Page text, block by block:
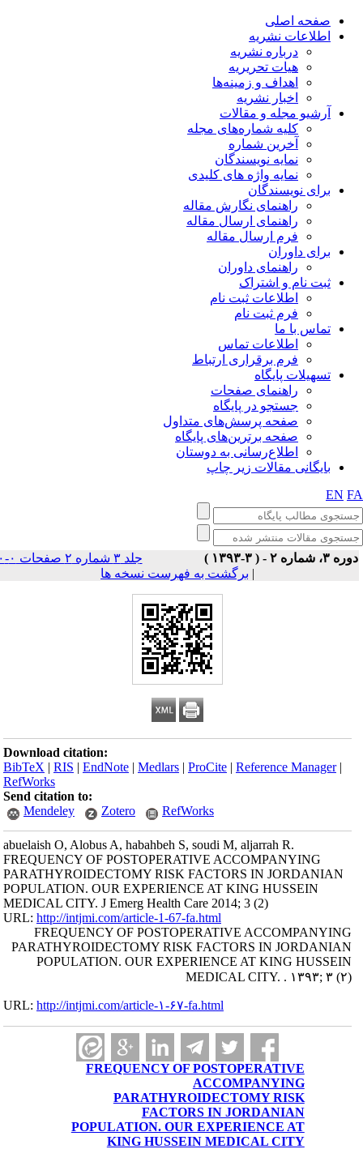
صفحه اصلی
اطلاعات نشریه
درباره نشریه
هیات تحریریه
اهداف و زمینه‌ها
اخبار نشریه
آرشیو مجله و مقالات
کلیه شماره‌های مجله
آخرین شماره
نمایه نویسندگان
نمایه واژه های کلیدی
برای نویسندگان
راهنمای نگارش مقاله
راهنمای ارسال مقاله
فرم ارسال مقاله
برای داوران
راهنمای داوران
ثبت نام و اشتراک
اطلاعات ثبت نام
فرم ثبت نام
تماس با ما
اطلاعات تماس
فرم برقراری ارتباط
تسهیلات پایگاه
راهنمای صفحات
جستجو در پایگاه
صفحه پرسش‌های متداول
صفحه برترین‌های پایگاه
اطلاع‌رسانی به دوستان
بایگانی مقالات زیر چاپ
EN
۳، شماره ۲ - ( ۳-۱۳۹۳ )
جلد ۳ شماره ۲ صفحات ۰-۰
برگشت به فهرست نسخه ها
Download citation:
BibTeX |RIS |EndNote |Medlars |ProCite |Reference Manager
RefWorks
Send citation to:
Mendeley
Zotero RefWorks
abuelaish O, Alobus A, habahbeh S, soudi M, aljarrah R.
FREQUENCY OF POSTOPERATIVE ACCOMPANYING
PARATHYROIDECTOMY RISK FACTORS IN JORDANIAN
POPULATION. OUR EXPERIENCE AT KING HUSSEIN
MEDICAL CITY. J Emerg Health Care 2014; 3 (2)
URL:http://intjmi.com/article-1-67-fa.html
FREQUENCY OF POSTOPERATIVE ACCOMPANYING
PARATHYROIDECTOMY RISK FACTORS IN JORDANIAN
POPULATION. OUR EXPERIENCE AT KING HUSSEIN
MEDICAL CITY. . ۱۳۹۳; ۳ (۲)
URL:http://intjmi.com/article-۱-۶۷-fa.html
FREQUENCY OF POSTOPERATIVE
ACCOMPANYING
PARATHYROIDECTOMY RISK
FACTORS IN JORDANIAN
POPULATION. OUR EXPERIENCE AT
KING HUSSEIN MEDICAL CITY